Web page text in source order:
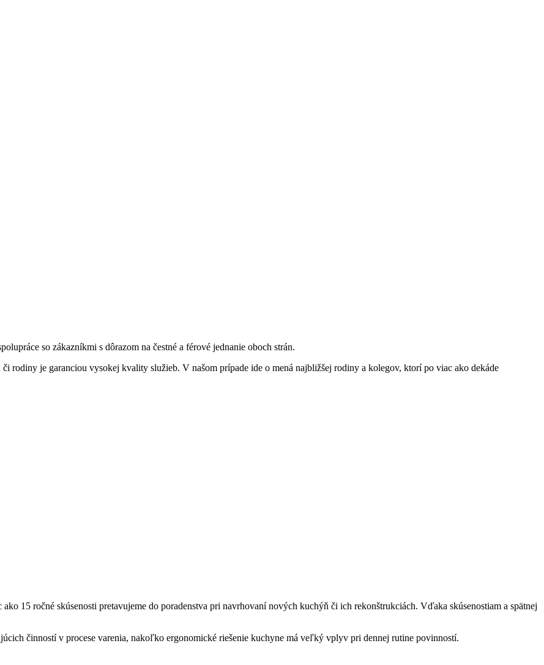
so zákazníkmi s dôrazom na čestné a férové jednanie oboch strán.
rodiny je garanciou vysokej kvality služieb. V našom prípade ide o mená najbližšej rodiny a kolegov, ktorí po viac ako dekáde
15 ročné skúsenosti pretavujeme do poradenstva pri navrhovaní nových kuchýň či ich rekonštrukciách. Vďaka skúsenostiam a spätnej
činností v procese varenia, nakoľko ergonomické riešenie kuchyne má veľký vplyv pri dennej rutine povinností.